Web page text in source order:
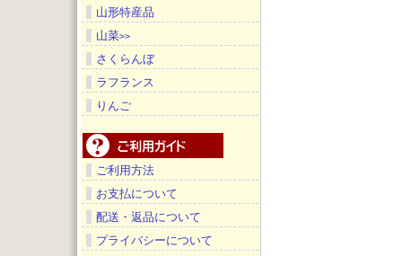
山形特産品
山菜>>
さくらんぼ
ラフランス
りんご
ご利用方法
お支払について
配送・返品について
プライバシーについて